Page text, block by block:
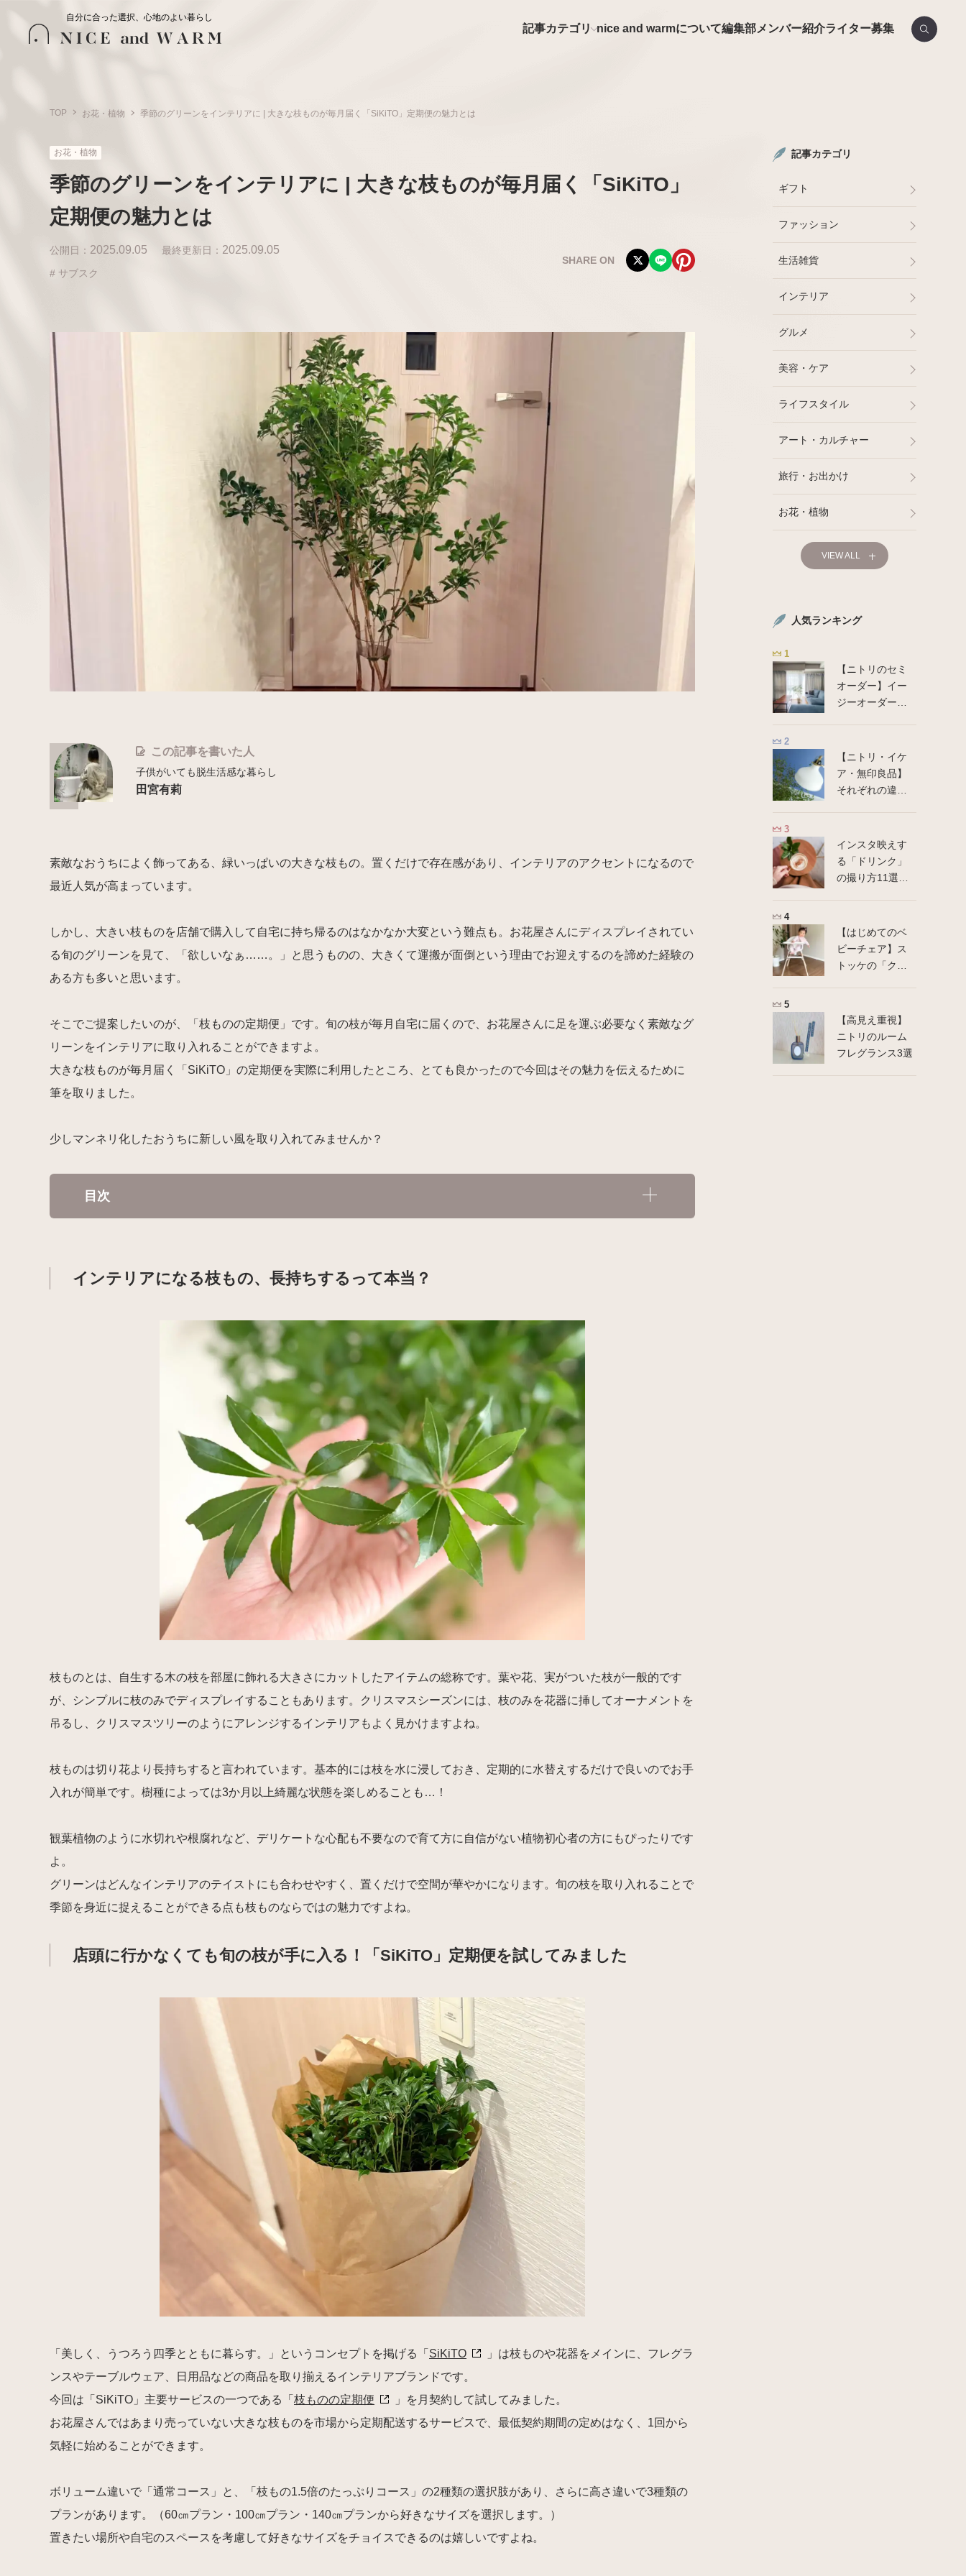
自分に合った選択、心地のよい暮らし
記事カテゴリ nice and warmについて編集部メンバー紹介ライター募集
TOP お花・植物 季節のグリーンをインテリアに | 大きな枝ものが毎月届く「SiKiTO」定期便の魅力とは
お花・植物
季節のグリーンをインテリアに | 大きな枝ものが毎月届く「SiKiTO」
定期便の魅力とは
公開日： 2025.09.05 最終更新日： 2025.09.05
# サブスク
SHARE ON
この記事を書いた人
子供がいても脱生活感な暮らし
田宮有莉
素敵なおうちによく飾ってある、緑いっぱいの大きな枝もの。置くだけで存在感があり、インテリアのアクセントになるので
最近人気が高まっています。
しかし、大きい枝ものを店舗で購入して自宅に持ち帰るのはなかなか大変という難点も。お花屋さんにディスプレイされてい
る旬のグリーンを見て、「欲しいなぁ……。」と思うものの、大きくて運搬が面倒という理由でお迎えするのを諦めた経験の
ある方も多いと思います。
そこでご提案したいのが、「枝ものの定期便」です。旬の枝が毎月自宅に届くので、お花屋さんに足を運ぶ必要なく素敵なグ
リーンをインテリアに取り入れることができますよ。
大きな枝ものが毎月届く「SiKiTO」の定期便を実際に利用したところ、とても良かったので今回はその魅力を伝えるために
筆を取りました。
少しマンネリ化したおうちに新しい風を取り入れてみませんか？
目次
インテリアになる枝もの、長持ちするって本当？
枝ものとは、自生する木の枝を部屋に飾れる大きさにカットしたアイテムの総称です。葉や花、実がついた枝が一般的です
が、シンプルに枝のみでディスプレイすることもあります。クリスマスシーズンには、枝のみを花器に挿してオーナメントを
吊るし、クリスマスツリーのようにアレンジするインテリアもよく見かけますよね。
枝ものは切り花より長持ちすると言われています。基本的には枝を水に浸しておき、定期的に水替えするだけで良いのでお手
入れが簡単です。樹種によっては3か月以上綺麗な状態を楽しめることも…！
観葉植物のように水切れや根腐れなど、デリケートな心配も不要なので育て方に自信がない植物初心者の方にもぴったりです
よ。
グリーンはどんなインテリアのテイストにも合わせやすく、置くだけで空間が華やかになります。旬の枝を取り入れることで
季節を身近に捉えることができる点も枝ものならではの魅力ですよね。
店頭に行かなくても旬の枝が手に入る！「SiKiTO」定期便を試してみました
「美しく、うつろう四季とともに暮らす。」というコンセプトを掲げる「 SiKiTO
」は枝ものや花器をメインに、フレグラ
ンスやテーブルウェア、日用品などの商品を取り揃えるインテリアブランドです。
今回は「SiKiTO」主要サービスの一つである「 枝ものの定期便
」を月契約して試してみました。
お花屋さんではあまり売っていない大きな枝ものを市場から定期配送するサービスで、最低契約期間の定めはなく、1回から
気軽に始めることができます。
ボリューム違いで「通常コース」と、「枝もの1.5倍のたっぷりコース」の2種類の選択肢があり、さらに高さ違いで3種類の
プランがあります。（60㎝プラン・100㎝プラン・140㎝プランから好きなサイズを選択します。）
置きたい場所や自宅のスペースを考慮して好きなサイズをチョイスできるのは嬉しいですよね。
記事カテゴリ
ギフト
ファッション
生活雑貨
インテリア
グルメ
美容・ケア
ライフスタイル
アート・カルチャー
旅行・お出かけ
お花・植物
コラム
VIEW ALL
人気ランキング
【ニトリのセミ
オーダー】イー
ジーオーダーカ
解説
【ニトリ・イケ
ア・無印良品】
それぞれの違い
インスタ映えす
る「ドリンク」
の撮り方11選〜
【はじめてのベ
ビーチェア】ス
トッケの「クリ
購入〜3歳卒業ま
で）
【高見え重視】
ニトリのルーム
フレグランス3選